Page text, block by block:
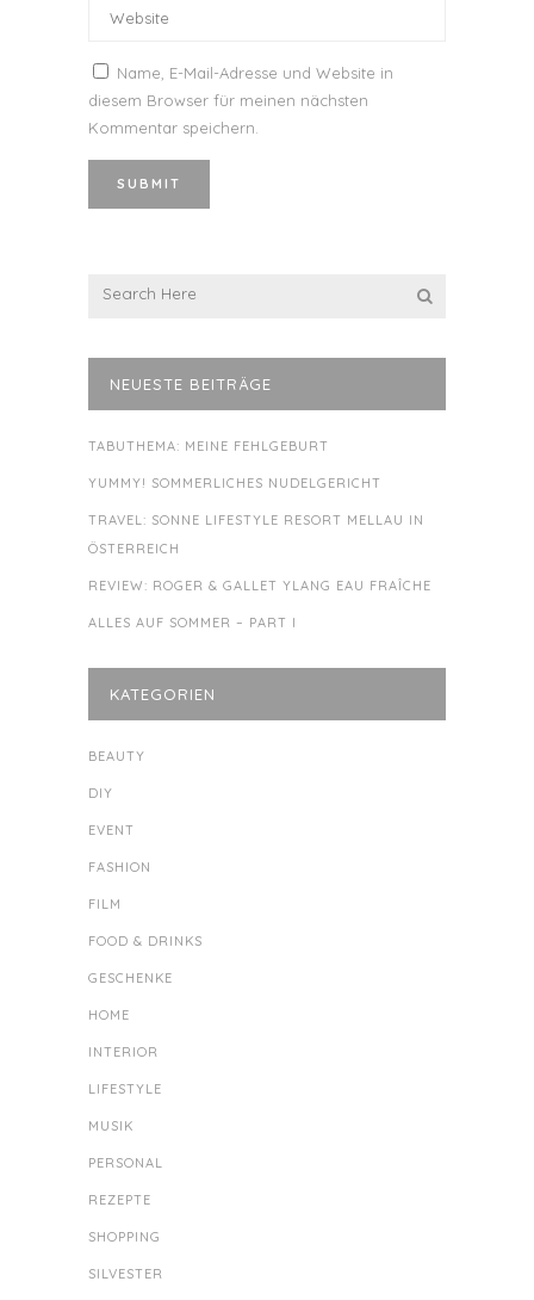
Name, E-Mail-Adresse und Website in
diesem Browser für meinen nächsten
Kommentar speichern.
NEUESTE BEITRÄGE
TABUTHEMA: MEINE FEHLGEBURT
YUMMY! SOMMERLICHES NUDELGERICHT
TRAVEL: SONNE LIFESTYLE RESORT MELLAU IN
ÖSTERREICH
REVIEW: ROGER & GALLET YLANG EAU FRAÎCHE
ALLES AUF SOMMER – PART I
KATEGORIEN
BEAUTY
DIY
EVENT
FASHION
FILM
FOOD & DRINKS
GESCHENKE
HOME
INTERIOR
LIFESTYLE
MUSIK
PERSONAL
REZEPTE
SHOPPING
SILVESTER